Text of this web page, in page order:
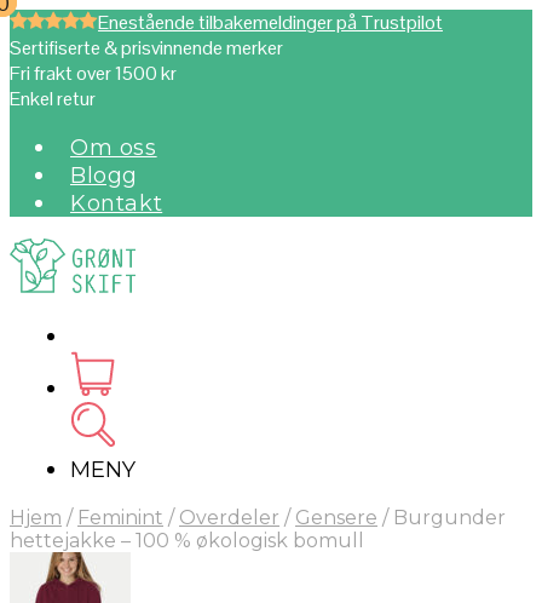
Enestående tilbakemeldinger på Trustpilot
Sertifiserte & prisvinnende merker
Fri frakt over 1500 kr
Enkel retur
Om oss
Blogg
Kontakt
MENY
Hjem / Feminint / Overdeler / Gensere /Burgunder
hettejakke – 100 % økologisk bomull